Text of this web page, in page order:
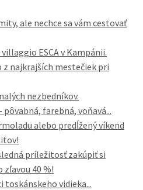
ale nechce sa vám cestovať
ESCA v Kampánii.
z najkrajších mestečiek pri
nezbedníkov.
pôvabná, farebná, voňavá...
alebo predĺžený víkend
príležitosť zakúpiť si
zľavou 40 %!
toskánskeho vidieka...